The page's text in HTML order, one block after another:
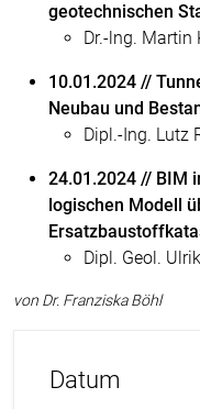
geotechnischen
Dr.-lng. Martin
10.01.2024 //
Neubau und
Dipl.-Ing. Lutz
24.01.2024 // BIM
logischen Modell
Dipl. Geol.
von Dr. Franziska Böhl
Datum